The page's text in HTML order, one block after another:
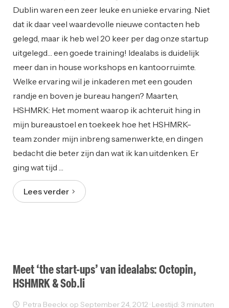
Dublin waren een zeer leuke en unieke ervaring. Niet
dat ik daar veel waardevolle nieuwe contacten heb
gelegd, maar ik heb wel 20 keer per dag onze startup
uitgelegd… een goede training! Idealabs is duidelijk
meer dan in house workshops en kantoorruimte.
Welke ervaring wil je inkaderen met een gouden
randje en boven je bureau hangen? Maarten,
HSHMRK: Het moment waarop ik achteruit hing in
mijn bureaustoel en toekeek hoe het HSHMRK-
team zonder mijn inbreng samenwerkte, en dingen
bedacht die beter zijn dan wat ik kan uitdenken. Er
ging wat tijd …
Lees verder
Meet ‘the start-ups’ van idealabs: Octopin,
HSHMRK & Sob.li
Petra Beeckx op September 24, 2012 · Leestijd: 3 minuten